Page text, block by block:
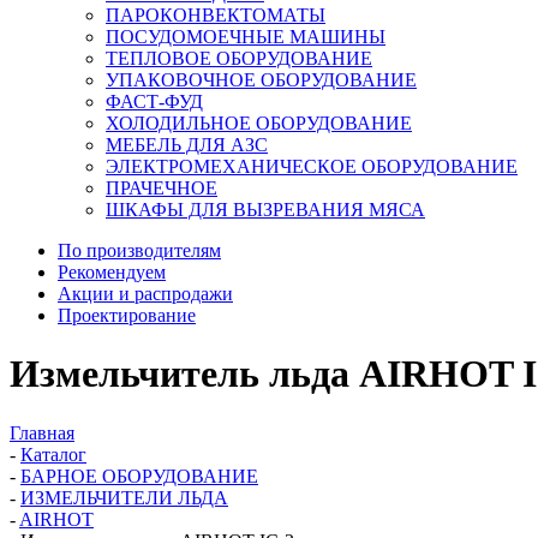
ПАРОКОНВЕКТОМАТЫ
ПОСУДОМОЕЧНЫЕ МАШИНЫ
ТЕПЛОВОЕ ОБОРУДОВАНИЕ
УПАКОВОЧНОЕ ОБОРУДОВАНИЕ
ФАСТ-ФУД
ХОЛОДИЛЬНОЕ ОБОРУДОВАНИЕ
МЕБЕЛЬ ДЛЯ АЗС
ЭЛЕКТРОМЕХАНИЧЕСКОЕ ОБОРУДОВАНИЕ
ПРАЧЕЧНОЕ
ШКАФЫ ДЛЯ ВЫЗРЕВАНИЯ МЯСА
По производителям
Рекомендуем
Акции и распродажи
Проектирование
Измельчитель льда AIRHOT
Главная
- Каталог
- БАРНОЕ ОБОРУДОВАНИЕ
- ИЗМЕЛЬЧИТЕЛИ ЛЬДА
- AIRHOT